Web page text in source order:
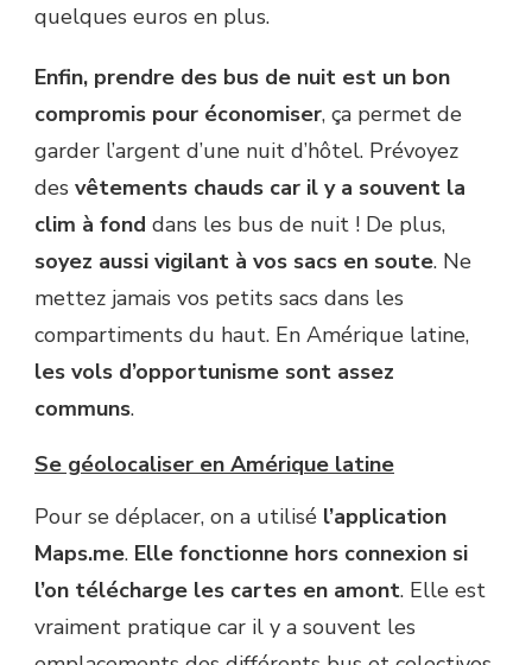
quelques euros en plus.
Enfin, prendre des bus de nuit est un bon
compromis pour économiser, ça permet de
garder l’argent d’une nuit d’hôtel. Prévoyez
des vêtements chauds car il y a souvent la
clim à fond dans les bus de nuit ! De plus,
soyez aussi vigilant à vos sacs en soute. Ne
mettez jamais vos petits sacs dans les
compartiments du haut. En Amérique latine,
les vols d’opportunisme sont assez
communs.
Se géolocaliser en Amérique latine
Pour se déplacer, on a utilisé l’application
Maps.me. Elle fonctionne hors connexion si
l’on télécharge les cartes en amont. Elle est
vraiment pratique car il y a souvent les